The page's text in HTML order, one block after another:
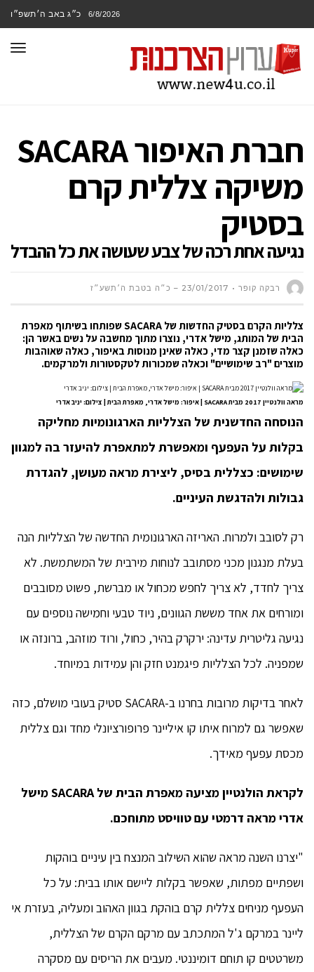
6/8/2026 כ״ג באב ה׳תשפ״ו
חברת האיפור SACARA
משיקה צללית קרם
בסטיק
נגיעה אחת רכה של צבע שעושה את כל ההבדל
רבקה קופר 23/01/2017 – כ״ה בטבת ה׳תשע״ז
צלליות הקרם בסטיק החדשות של SACARA שפותחו בשיתוף מאפרת
הבית של המותג, מישל אדרי, נוצרו מתוך מחשבה על נשים באשר הן:
כאלה שזמנן קצר מדי, כאלה שאינן מנוסות באיפור, כאלה שאוהבות
מוצרים "רב שימושיים" וכאלה שמכורות לטקסטורות ולמרקמים.
מראה וולנטיין 2017 מבית SACARA | איפור: מישל אדרי, מאפרת הבית | צילום: יניב אדרי
הנוסחה החדשנית של הצלליות הארגונומיות מחליקה
בקלות על העפעף ומאפשרת למתאפרת להיעזר בה למגוון
שימושים: כצללית בסיס, ליצירת מראה מעושן, להגדרת
גבולות ולהדגשת העיניים.
רק לסובב ולמרוח. האריזה הארגונומית החדשה של הצלליות הנה
בעלת מנגנון מכני מסתובב לנוחות מירבית של המשתמשת. לא
צריך לחדד, לא צריך לחפש מכחול או מברשת, פשוט מסובבים
ומורחים את אחד מששת הגוונים, ניוד טבעי וחמישה נוספים עם
נגיעה גליטרית עדינה: ירקרק בהיר, כחול, ורוד מוזהב, ברונזה או
שמפניה. לכל הצלליות פיגמנט חזק והן עמידות במיוחד.
לאחר בדיקות מרובות בחרנו ב-SACARA סטיק בעובי מושלם, כזה
שאפשר גם למרוח איתו קו איליינר פרופורציונלי מחד וגם צללית
מכסת עפעף מאידך.
לקראת הולנטיין מציעה מאפרת הבית שלSACARAמישל
אדרי מראה דרמטי עם טוויסט מתוחכם.
"יצרנו השנה מראה שהוא השילוב המנצח בין עיניים בוהקות
ושפתיים מפתות, שאפשר בקלות ליישם אותו בבית: על כל
העפעף מניחים צללית קרם בוהקת בגוון האהוב ומעליה, בעזרת אי
ליינר במרקם ג'ל המתכתב עם מרקם הקרם של הצללית,
משרטטים קו תוחם דומיננטי. מעבים את הריסים עם מסקרה